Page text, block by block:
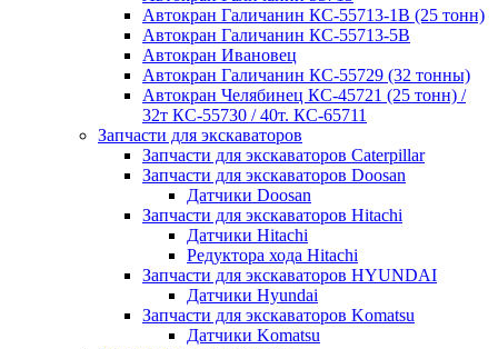
Автокран Галичанин КС-55713-1В (25 тонн)
Автокран Галичанин КС-55713-5В
Автокран Ивановец
Автокран Галичанин КС-55729 (32 тонны)
Автокран Челябинец КС-45721 (25 тонн) /
32т КС-55730 / 40т. КС-65711
Запчасти для экскаваторов
Запчасти для экскаваторов Caterpillar
Запчасти для экскаваторов Doosan
Датчики Doosan
Запчасти для экскаваторов Hitachi
Датчики Hitachi
Редуктора хода Hitachi
Запчасти для экскаваторов HYUNDAI
Датчики Hyundai
Запчасти для экскаваторов Komatsu
Датчики Komatsu